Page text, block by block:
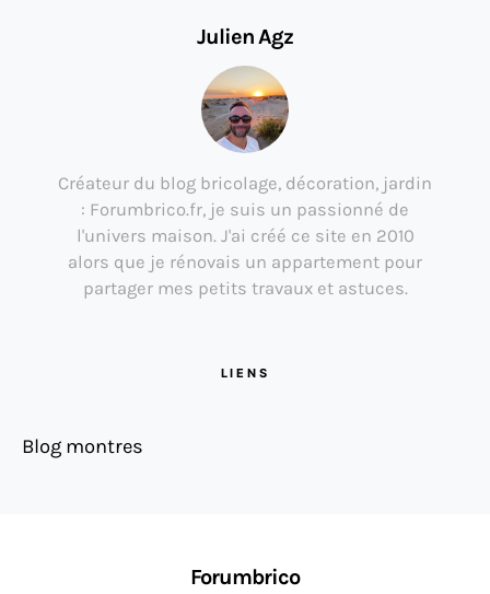
Julien Agz
Créateur du blog bricolage, décoration, jardin
: Forumbrico.fr, je suis un passionné de
l'univers maison. J'ai créé ce site en 2010
alors que je rénovais un appartement pour
partager mes petits travaux et astuces.
LIENS
Blog montres
Forumbrico